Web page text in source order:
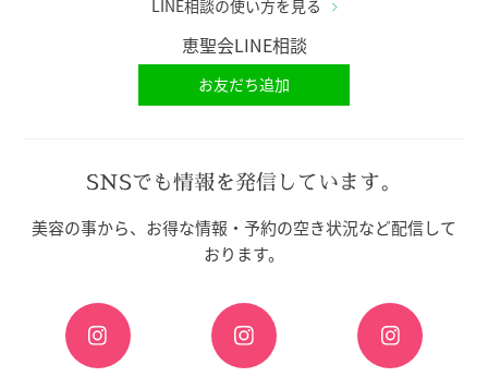
LINE相談の使い方を見る
恵聖会LINE相談
お友だち追加
SNSでも情報を発信しています。
美容の事から、お得な情報・予約の空き状況など配信して
おります。